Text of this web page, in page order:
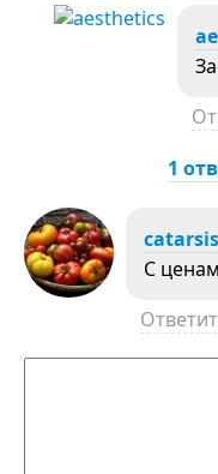
1
catarsis
С